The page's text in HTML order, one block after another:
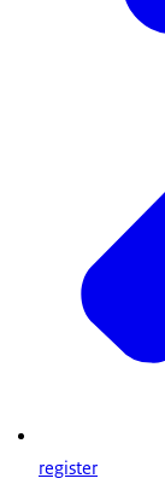
register